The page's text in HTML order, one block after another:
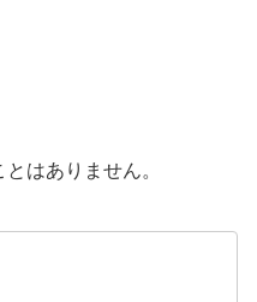
はありません。